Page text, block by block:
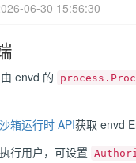
06-30 15:56:30
envd 的
沙箱运行时 API获取 envd
行用户，可设置